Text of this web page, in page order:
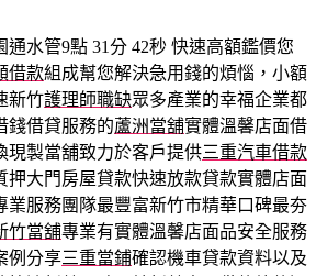
水管9點 31分 42秒 快速高額鑑價您
借款組成幫您解決急用錢的煩惱，小額
新竹護理師職缺眾多產業的幸福企業都
錢借貸服務的蘆洲當舖實體溫馨店面借
現製當舖致力於客戶提供三重汽車借款
押大門房屋貸款快速放款貸款實體店面
業服務團隊最豐富新竹市精華口碑最夯
竹當舖專業有實體溫馨店面品安全服務
例分享三重當鋪確認機車貸款資料以及